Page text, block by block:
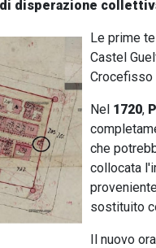
disperazione
Le prime
Castel
Crocefisso
Nel 1720,
che
collocata
sostituito
Il nuovo